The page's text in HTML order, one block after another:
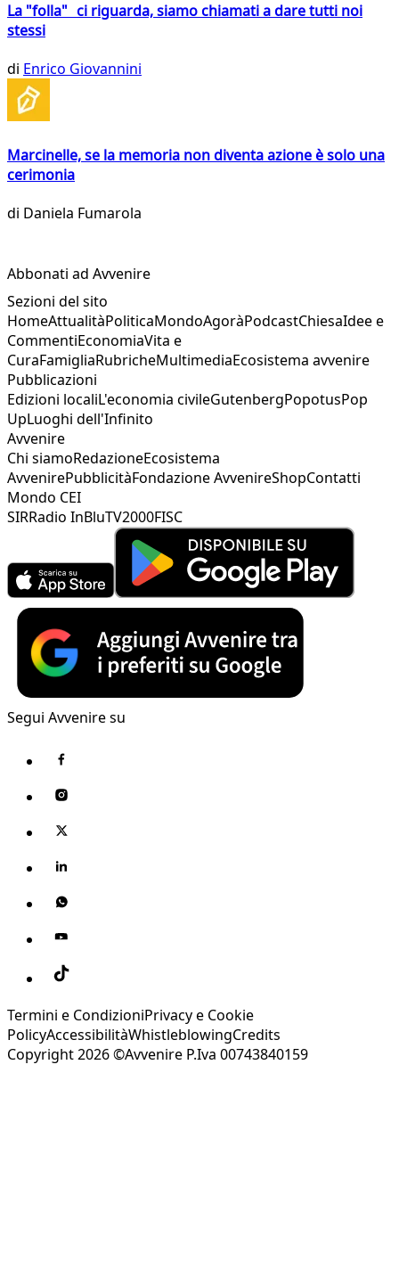
La "folla" ci riguarda, siamo chiamati a dare tutti noi
stessi
di Enrico Giovannini
Marcinelle, se la memoria non diventa azione è solo una
cerimonia
di Daniela Fumarola
Abbonati ad Avvenire
Sezioni del sito
HomeAttualitàPoliticaMondoAgoràPodcastChiesaIdee e
CommentiEconomiaVita e
CuraFamigliaRubricheMultimediaEcosistema avvenire
Pubblicazioni
Edizioni localiL'economia civileGutenbergPopotusPop
UpLuoghi dell'Infinito
Avvenire
Chi siamoRedazioneEcosistema
AvvenirePubblicitàFondazione AvvenireShopContatti
Mondo CEI
SIRRadio InBluTV2000FISC
Segui Avvenire su
Termini e CondizioniPrivacy e Cookie
PolicyAccessibilitàWhistleblowingCredits
Copyright 2026 ©Avvenire P.Iva 00743840159